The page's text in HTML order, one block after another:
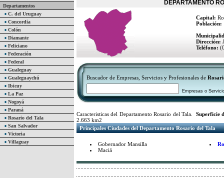
Departamentos
C. del Uruguay
Concordia
Colón
Diamante
Feliciano
Federación
Federal
Gualeguay
Gualeguaychú
Ibicuy
La Paz
Nogoyá
Paraná
Rosario del Tala
San Salvador
Victoria
Villaguay
DEPARTAMENTO
Capital:
Población:
Dirección:
Teléfono:
Buscador de Empresas, Servicios y Profesionales de
Empresas o
Caracteristicas del Departamento Rosario del Tala.
Superficie
2.663 km2
Principales Ciudades del Departamento Rosario del Tala
Gobernador Mansilla
Maciá